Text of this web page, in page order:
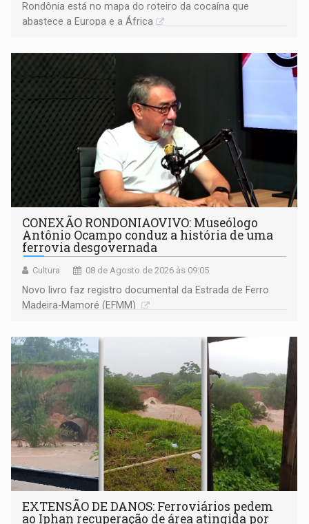
Rondônia está no mapa do roteiro da cocaína que
abastece a Europa e a África
CONEXÃO RONDONIAOVIVO: Museólogo
Antônio Ocampo conduz a história de uma
ferrovia desgovernada
Cultura 08 de Agosto de 2026 às 09:05
Novo livro faz registro documental da Estrada de Ferro
Madeira-Mamoré (EFMM)
EXTENSÃO DE DANOS: Ferroviários pedem
ao Iphan recuperação de área atingida por